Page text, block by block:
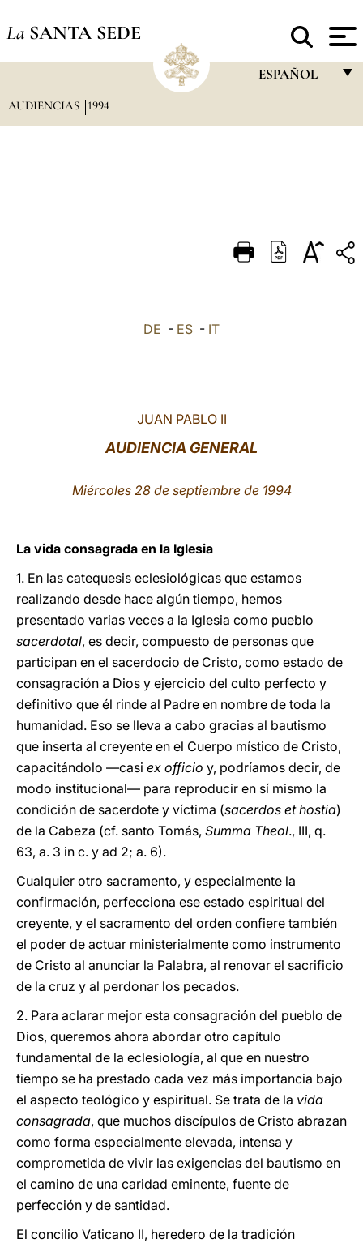
La SANTA SEDE
ESPAÑOL
DEUTSCH
AUDIENCIAS 1994
DE - ES - IT
JUAN PABLO II
AUDIENCIA GENERAL
Miércoles 28 de septiembre de 1994
La vida consagrada en la Iglesia
1. En las catequesis eclesiológicas que estamos
realizando desde hace algún tiempo, hemos
presentado varias veces a la Iglesia como pueblo
sacerdotal, es decir, compuesto de personas que
participan en el sacerdocio de Cristo, como estado de
consagración a Dios y ejercicio del culto perfecto y
definitivo que él rinde al Padre en nombre de toda la
humanidad. Eso se lleva a cabo gracias al bautismo
que inserta al creyente en el Cuerpo místico de Cristo,
capacitándolo ―casi ex officio y, podríamos decir, de
modo institucional― para reproducir en sí mismo la
condición de sacerdote y víctima (sacerdos et hostia)
de la Cabeza (cf. santo Tomás, Summa Theol., III, q.
63, a. 3 in c. y ad 2; a. 6).
Cualquier otro sacramento, y especialmente la
confirmación, perfecciona ese estado espiritual del
creyente, y el sacramento del orden confiere también
el poder de actuar ministerialmente como instrumento
de Cristo al anunciar la Palabra, al renovar el sacrificio
de la cruz y al perdonar los pecados.
2. Para aclarar mejor esta consagración del pueblo de
Dios, queremos ahora abordar otro capítulo
fundamental de la eclesiología, al que en nuestro
tiempo se ha prestado cada vez más importancia bajo
el aspecto teológico y espiritual. Se trata de la vida
consagrada, que muchos discípulos de Cristo abrazan
como forma especialmente elevada, intensa y
comprometida de vivir las exigencias del bautismo en
el camino de una caridad eminente, fuente de
perfección y de santidad.
El concilio Vaticano II, heredero de la tradición